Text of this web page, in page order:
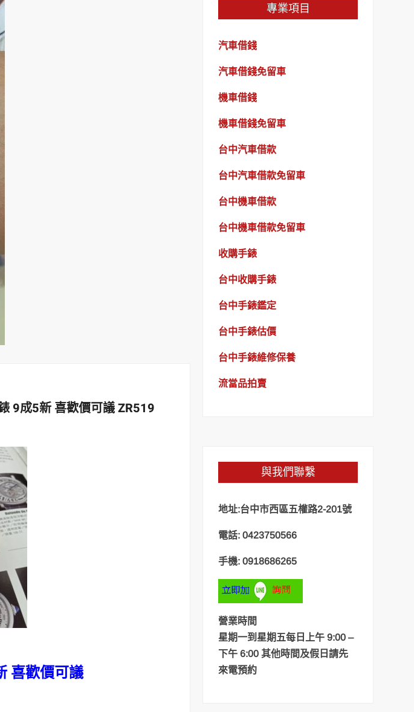
9成5新 喜歡價可議 ZR519
喜歡價可議
專業項目
汽車借錢
汽車借錢免留車
機車借錢
機車借錢免留車
台中汽車借款
台中汽車借款免留車
台中機車借款
台中機車借款免留車
收購手錶
台中收購手錶
台中手錶鑑定
台中手錶估價
台中手錶維修保養
流當品拍賣
與我們聯繫
地址:台中市西區五權路2-201號
電話: 0423750566
手機: 0918686265
營業時間
星期一到星期五每日上午 9:00 –
下午 6:00 其他時間及假日請先
來電預約